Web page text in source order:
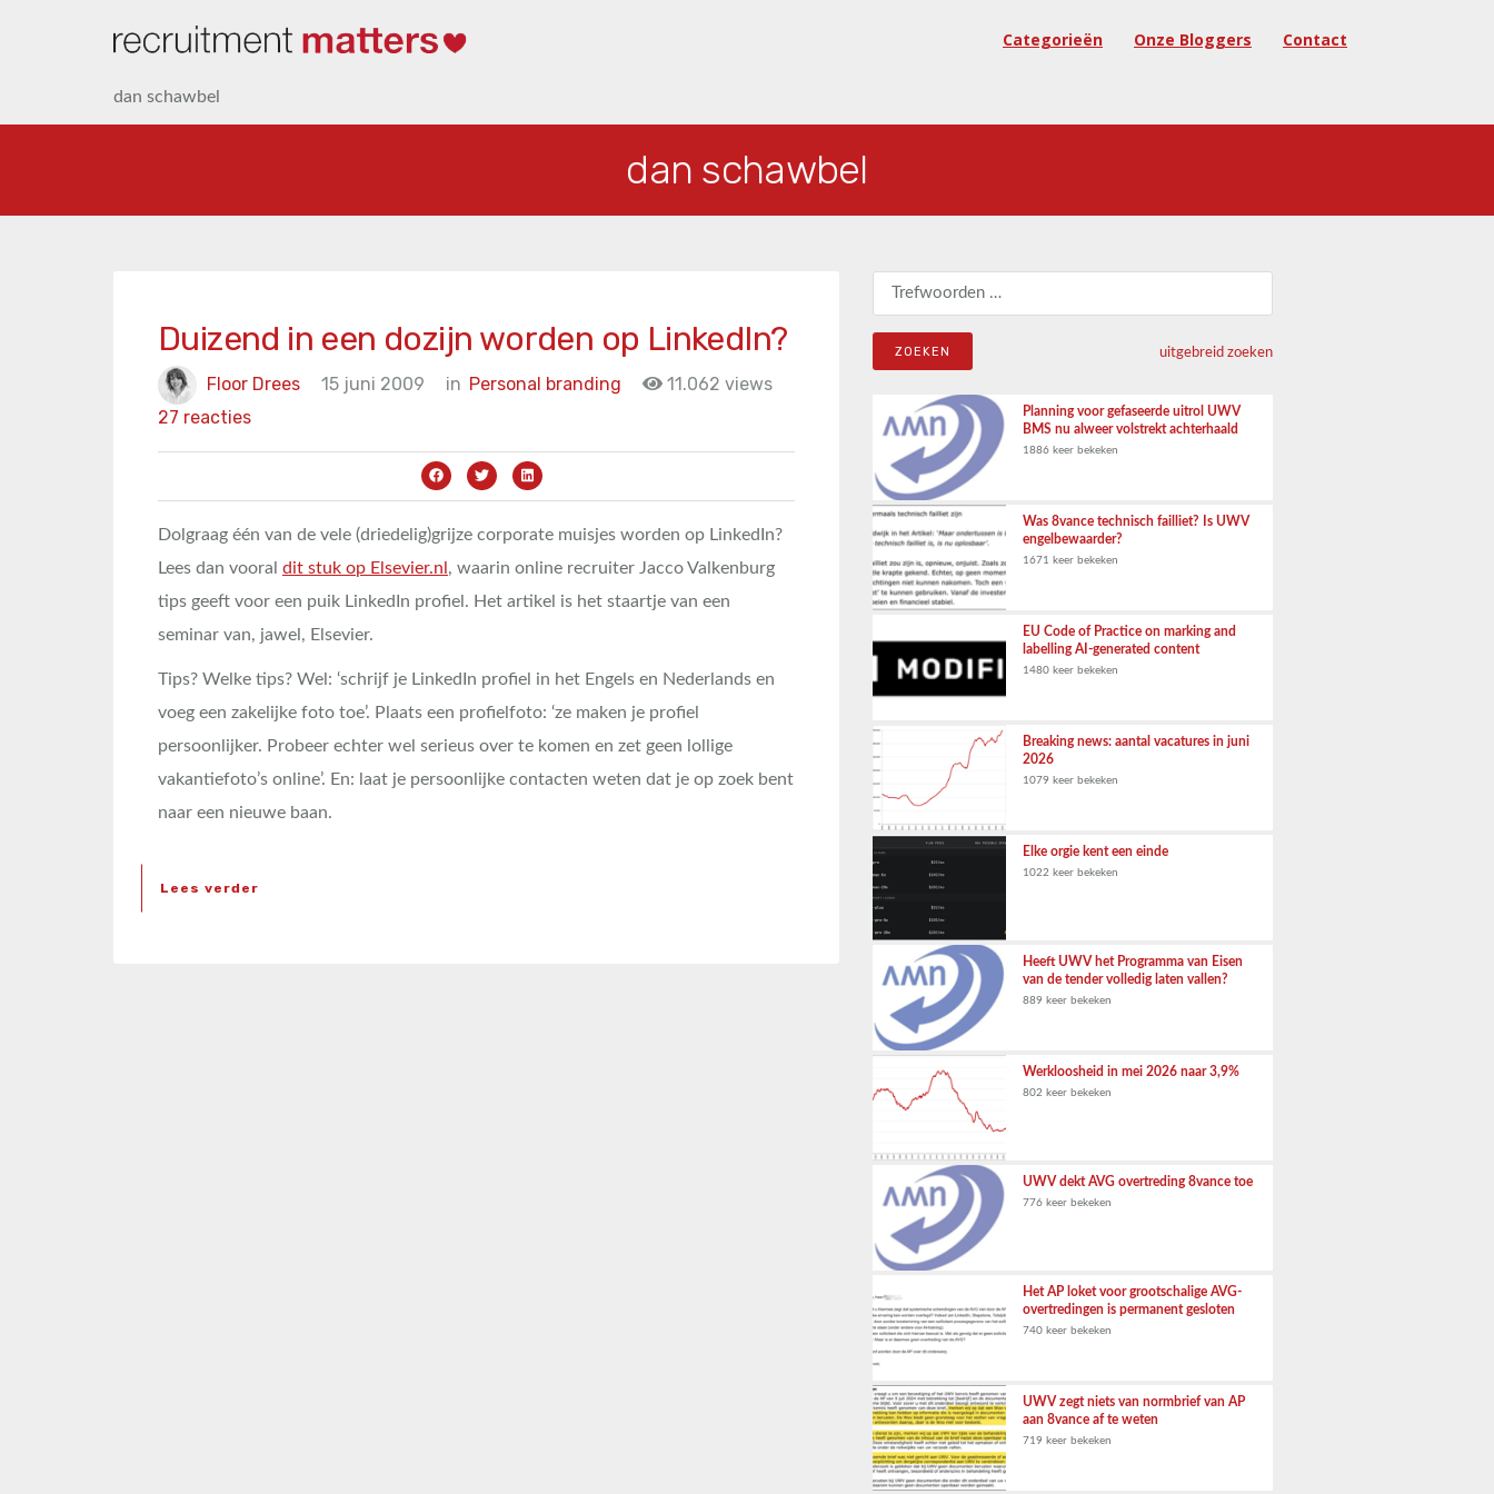
Categorieën Onze Bloggers Contact
dan schawbel
dan schawbel
Duizend in een dozijn worden op LinkedIn?
Floor Drees 15 juni 2009 in Personal branding
11.062 views
27 reacties
Dolgraag één van de vele (driedelig)grijze corporate muisjes worden op LinkedIn?
Lees dan vooral dit stuk op Elsevier.nl , waarin online recruiter Jacco Valkenburg
tips geeft voor een puik LinkedIn profiel. Het artikel is het staartje van een
seminar van, jawel, Elsevier.
Tips? Welke tips? Wel: ‘schrijf je LinkedIn profiel in het Engels en Nederlands en
voeg een zakelijke foto toe’. Plaats een profielfoto: ‘ze maken je profiel
persoonlijker. Probeer echter wel serieus over te komen en zet geen lollige
vakantiefoto’s online’. En: laat je persoonlijke contacten weten dat je op zoek bent
naar een nieuwe baan.
Lees verder
Zoeken naar:
uitgebreid zoeken
Planning voor gefaseerde uitrol UWV
BMS nu alweer volstrekt achterhaald
1886 keer bekeken
Was 8vance technisch failliet? Is UWV
engelbewaarder?
1671 keer bekeken
EU Code of Practice on marking and
labelling AI-generated content
1480 keer bekeken
Breaking news: aantal vacatures in juni
2026
1079 keer bekeken
Elke orgie kent een einde
1022 keer bekeken
Heeft UWV het Programma van Eisen
van de tender volledig laten vallen?
889 keer bekeken
Werkloosheid in mei 2026 naar 3,9%
802 keer bekeken
UWV dekt AVG overtreding 8vance toe
776 keer bekeken
Het AP loket voor grootschalige AVG-
overtredingen is permanent gesloten
740 keer bekeken
UWV zegt niets van normbrief van AP
aan 8vance af te weten
719 keer bekeken